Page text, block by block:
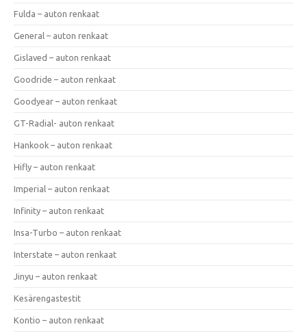
Fulda – auton renkaat
General – auton renkaat
Gislaved – auton renkaat
Goodride – auton renkaat
Goodyear – auton renkaat
GT-Radial- auton renkaat
Hankook – auton renkaat
Hifly – auton renkaat
Imperial – auton renkaat
Infinity – auton renkaat
Insa-Turbo – auton renkaat
Interstate – auton renkaat
Jinyu – auton renkaat
Kesärengastestit
Kontio – auton renkaat